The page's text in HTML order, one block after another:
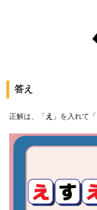
答え
正解は、「え 」を入れて「